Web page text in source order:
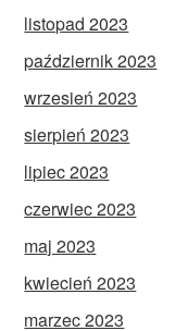
listopad 2023
październik 2023
wrzesień 2023
sierpień 2023
lipiec 2023
czerwiec 2023
maj 2023
kwiecień 2023
marzec 2023